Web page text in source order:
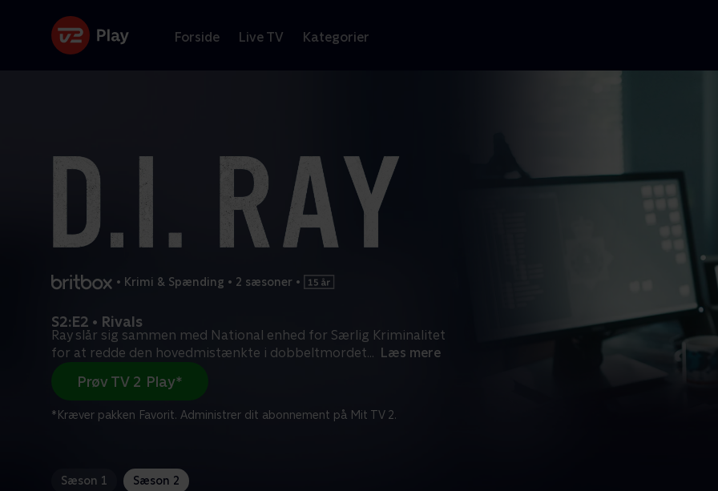
Forside Live TV Kategorier
• Krimi & Spænding • 2 sæsoner •
S2:E2 • Rivals
Ray slår sig sammen med National enhed for Særlig Kriminalitet
for at redde den hovedmistænkte i dobbeltmordet... Læs mere
Prøv TV 2 Play*
*Kræver pakken Favorit. Administrer dit abonnement på Mit TV 2.
Sæson 1 Sæson 2